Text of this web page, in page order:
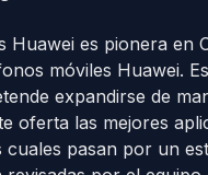
Huawei es pionera en
móviles Huawei.
expandirse de
oferta las mejores
cuales pasan por un